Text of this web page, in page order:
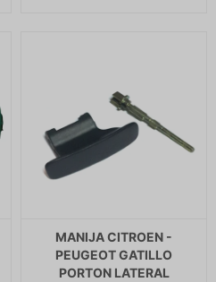
MANIJA CITROEN -
PEUGEOT GATILLO
PORTON LATERAL